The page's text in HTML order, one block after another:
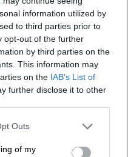
information utilized by
to third parties prior to
opt-out of the further
by third parties on the
This information may
on the IAB’s List of
further disclose it to other
one or more Google
You may click to
Outs
of my
να μεταφέρουν
για να
παίκτες.
μόνο δύο
, αλλά αυτό
500 πιθανούς
οι